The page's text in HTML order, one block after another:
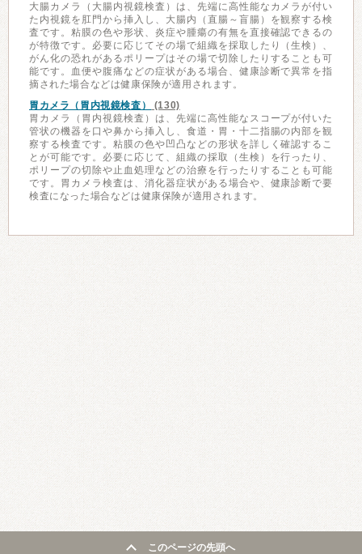
大腸カメラ（大腸内視鏡検査）は、先端に高性能なカメラが付い
た内視鏡を肛門から挿入し、大腸内（直腸～盲腸）を観察する検
査です。粘膜の色や形状、炎症や腫瘍の有無を直接確認できるの
が特徴です。必要に応じてその場で組織を採取したり（生検）、
がん化の恐れがあるポリープはその場で切除したりすることも可
能です。血便や腹痛などの症状がある場合、健康診断で異常を指
摘された場合などは健康保険が適用されます。
胃カメラ（胃内視鏡検査）
(130)
胃カメラ（胃内視鏡検査）は、先端に高性能なスコープが付いた
管状の機器を口や鼻から挿入し、食道・胃・十二指腸の内部を観
察する検査です。粘膜の色や凹凸などの形状を詳しく確認するこ
とが可能です。必要に応じて、組織の採取（生検）を行ったり、
ポリープの切除や止血処理などの治療を行ったりすることも可能
です。胃カメラ検査は、消化器症状がある場合や、健康診断で要
検査になった場合などは健康保険が適用されます。
このページの先頭へ